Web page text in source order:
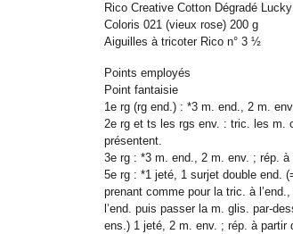
Rico Creative Cotton Dégradé
Coloris 021 (vieux rose) 200 g
Aiguilles à tricoter Rico n° 3 ½
Points employés
Point fantaisie
1e rg (rg end.) : *3 m. end., 2 m.
2e rg et ts les rgs env. : tric. les m.
présentent.
3e rg : *3 m. end., 2 m. env. ; rép. à
5e rg : *1 jeté, 1 surjet double end.
prenant comme pour la tric. à
l’end. puis passer la m. glis. par-
ens.) 1 jeté, 2 m. env. ; rép. à partir